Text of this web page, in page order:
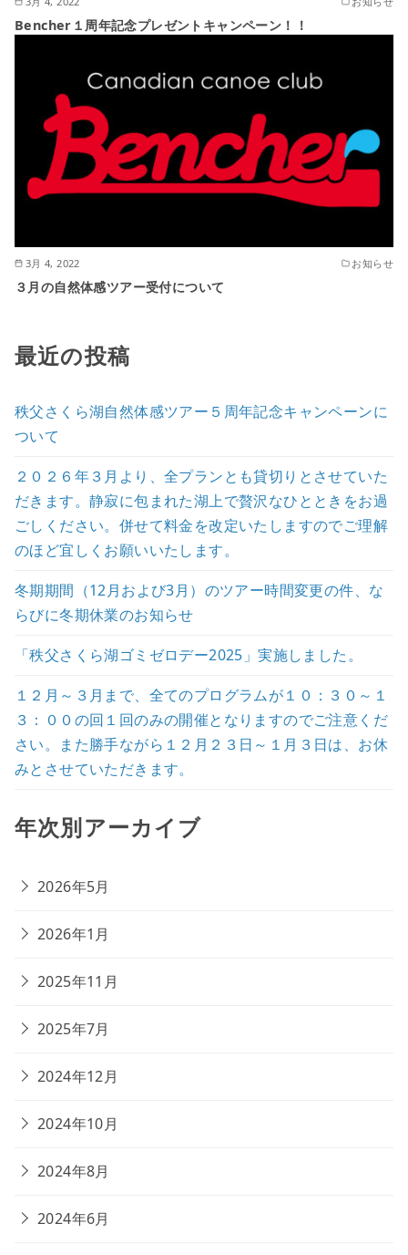
Bencher１周年記念プレゼントキャンペーン！！
3月 4, 2022 お知らせ
３月の自然体感ツアー受付について
最近の投稿
秩父さくら湖自然体感ツアー５周年記念キャンペーンに
ついて
２０２６年３月より、全プランとも貸切りとさせていた
だきます。静寂に包まれた湖上で贅沢なひとときをお過
ごしください。併せて料金を改定いたしますのでご理解
のほど宜しくお願いいたします。
冬期期間（12月および3月）のツアー時間変更の件、な
らびに冬期休業のお知らせ
「秩父さくら湖ゴミゼロデー2025」実施しました。
１２月～３月まで、全てのプログラムが１０：３０～１
３：００の回１回のみの開催となりますのでご注意くだ
さい。また勝手ながら１２月２３日～１月３日は、お休
みとさせていただきます。
年次別アーカイブ
2026年5月
2026年1月
2025年11月
2025年7月
2024年12月
2024年10月
2024年8月
2024年6月